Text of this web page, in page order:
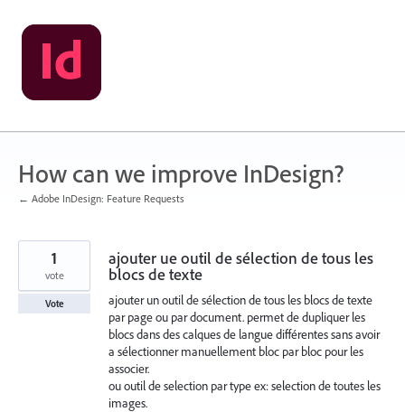
Skip
to
content
How can we improve InDesign?
← Adobe InDesign: Feature Requests
ajouter ue outil de sélection de tous les
blocs de texte
ajouter un outil de sélection de tous les blocs de texte
par page ou par document. permet de dupliquer les
blocs dans des calques de langue différentes sans avoir
a sélectionner manuellement bloc par bloc pour les
associer.
ou outil de selection par type ex: selection de toutes les
images.
1
vote
Vote